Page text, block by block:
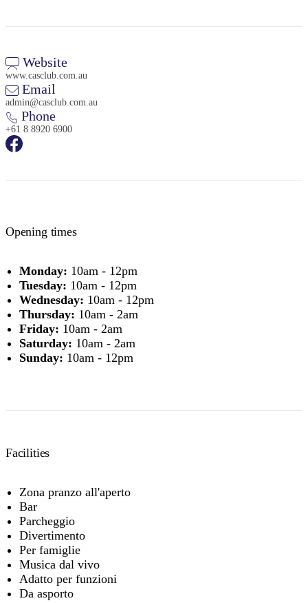
Website
www.casclub.com.au
Email
admin@casclub.com.au
Phone
+61 8 8920 6900
Opening times
Monday: 10am - 12pm
Tuesday: 10am - 12pm
Wednesday: 10am - 12pm
Thursday: 10am - 2am
Friday: 10am - 2am
Saturday: 10am - 2am
Sunday: 10am - 12pm
Facilities
Zona pranzo all'aperto
Bar
Parcheggio
Divertimento
Per famiglie
Musica dal vivo
Adatto per funzioni
Da asporto